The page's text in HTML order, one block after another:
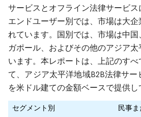
サービスとオフライン法律サービス
エンドユーザー別では、市場は大
れています。国別では、市場は中
ガポール、およびその他のアジア
います。本レポートは、上記のす
て、アジア太平洋地域B2B法律サー
を米ドル建ての金額ベースで提供し
セグメント別
民事